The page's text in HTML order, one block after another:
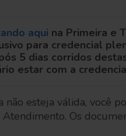
aqui na Primeira e
para credencial
5 dias corridos
estar com a
não esteja válida, você
Os